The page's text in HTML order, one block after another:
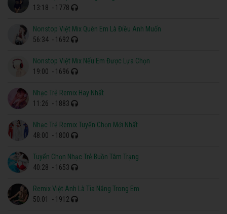
13:18 - 1778
Nonstop Việt Mix Quên Em Là Điều Anh Muốn
56:34 - 1692
Nonstop Việt Mix Nếu Em Được Lựa Chọn
19:00 - 1696
Nhạc Trẻ Remix Hay Nhất
11:26 - 1883
Nhạc Trẻ Remix Tuyển Chọn Mới Nhất
48:00 - 1800
Tuyển Chọn Nhạc Trẻ Buồn Tâm Trạng
40:28 - 1653
Remix Việt Anh Là Tia Nắng Trong Em
50:01
- 1912